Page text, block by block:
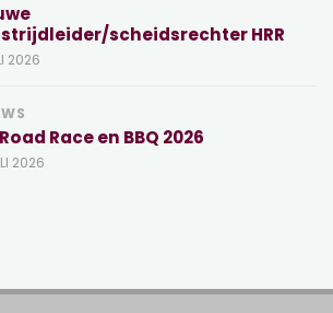
scheidsrechter HRR
2026
Race en BBQ 2026
2026